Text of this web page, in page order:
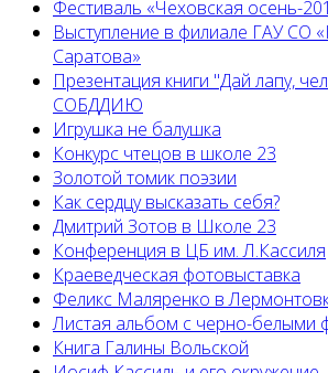
Фестиваль «Чеховская осень-
Выступление в филиале ГАУ СО
Саратова»
Презентация книги "Дай лапу,
СОБДДИЮ
Игрушка не балушка
Конкурс чтецов в школе 23
Золотой томик поэзии
Как сердцу высказать себя?
Дмитрий Зотов в Школе 23
Конференция в ЦБ им. Л.Кассиля
Краеведческая фотовыставка
Феликс Маляренко в
Листая альбом с черно-белыми
Книга Галины Вольской